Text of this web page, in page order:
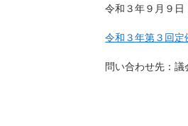
令和３年９月９日
令和３年第３回定
問い合わせ先：